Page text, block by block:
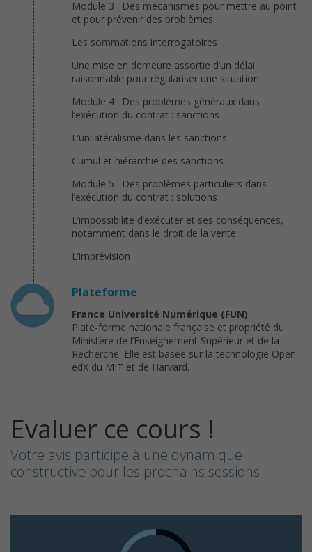
Module 3 : Des mécanismes pour mettre au point
et pour prévenir des problèmes
Les sommations interrogatoires
Une mise en demeure assortie d’un délai
raisonnable pour régulariser une situation
Module 4 : Des problèmes généraux dans
l’exécution du contrat : sanctions
L’unilatéralisme dans les sanctions
Cumul et hiérarchie des sanctions
Module 5 : Des problèmes particuliers dans
l’exécution du contrat : solutions
L’impossibilité d’exécuter et ses conséquences,
notamment dans le droit de la vente
L’imprévision
Plateforme
France Université Numérique (FUN)
Plate-forme nationale française et propriété du
Ministère de l’Enseignement Supérieur et de la
Recherche. Elle est basée sur la technologie Open
edX du MIT et de Harvard.
Evaluer ce cours !
Votre avis participe à une dynamique
constructive pour les prochains sessions